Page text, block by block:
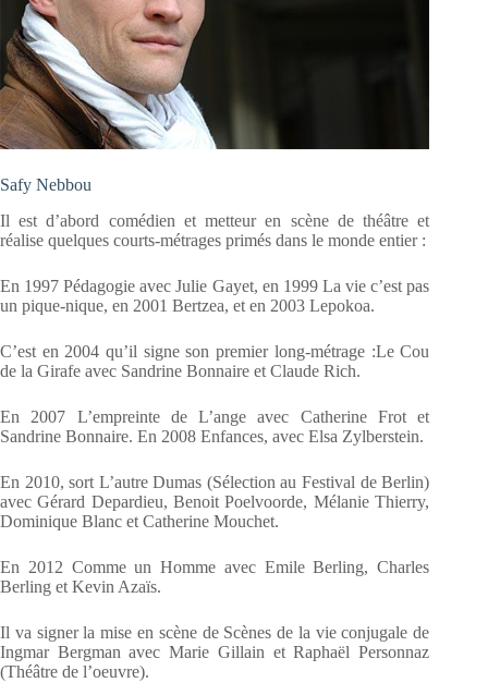
Safy Nebbou
Il est d’abord comédien et metteur en scène de théâtre et
réalise quelques courts-métrages primés dans le monde entier :
En 1997 Pédagogie avec Julie Gayet, en 1999 La vie c’est pas
un pique-nique, en 2001 Bertzea, et en 2003 Lepokoa.
C’est en 2004 qu’il signe son premier long-métrage :Le Cou
de la Girafe avec Sandrine Bonnaire et Claude Rich.
En 2007 L’empreinte de L’ange avec Catherine Frot et
Sandrine Bonnaire. En 2008 Enfances, avec Elsa Zylberstein.
En 2010, sort L’autre Dumas (Sélection au Festival de Berlin)
avec Gérard Depardieu, Benoit Poelvoorde, Mélanie Thierry,
Dominique Blanc et Catherine Mouchet.
En 2012 Comme un Homme avec Emile Berling, Charles
Berling et Kevin Azaïs.
Il va signer la mise en scène de Scènes de la vie conjugale de
Ingmar Bergman avec Marie Gillain et Raphaël Personnaz
(Théâtre de l’oeuvre).